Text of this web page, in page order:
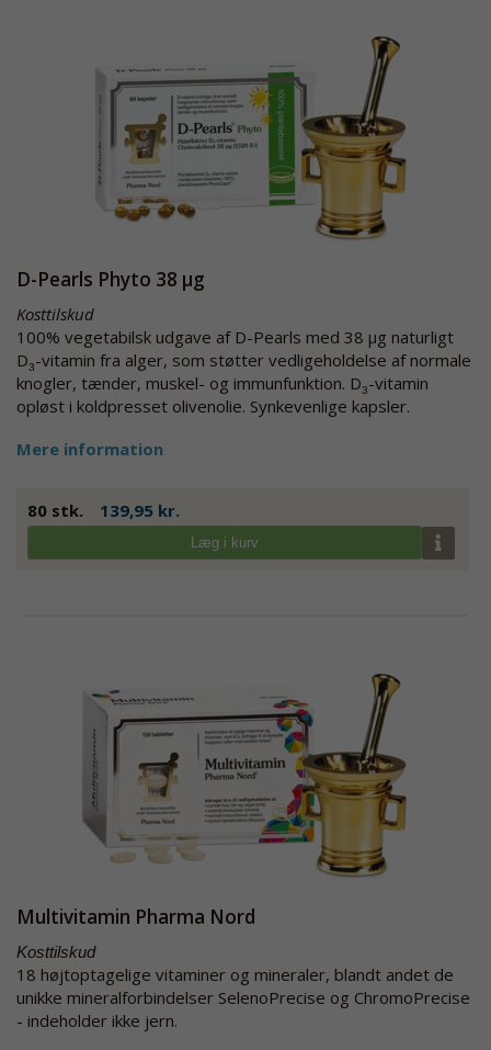
D-Pearls Phyto 38 µg
Kosttilskud
100% vegetabilsk udgave af D-Pearls med 38 µg naturligt
D3-vitamin fra alger, som støtter vedligeholdelse af normale
knogler, tænder, muskel- og immunfunktion. D3-vitamin
opløst i koldpresset olivenolie. Synkevenlige kapsler.
Mere information
80 stk. 139,95 kr.
Læg i kurv
Multivitamin Pharma Nord
Kosttilskud
18 højtoptagelige vitaminer og mineraler, blandt andet de
unikke mineralforbindelser SelenoPrecise og ChromoPrecise
- indeholder ikke jern.